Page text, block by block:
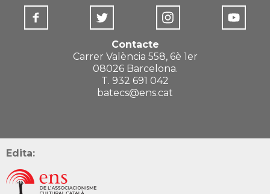
Contacte
Carrer València 558, 6è 1er
08026 Barcelona.
T. 932 691 042
batecs@ens.cat
Edita: